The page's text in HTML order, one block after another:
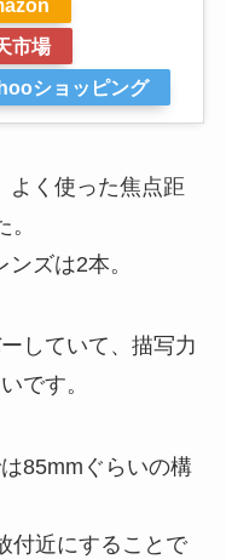
市場
ショッピング
よく使った焦点距
ズは2本。
していて、描写力
です。
85mmぐらいの構
付近にすることで